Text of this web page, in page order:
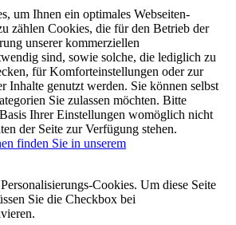
um Ihnen ein optimales Webseiten-
zählen Cookies, die für den Betrieb der
unserer kommerziellen
sind, sowie solche, die lediglich zu
für Komforteinstellungen oder zur
Inhalte genutzt werden. Sie können selbst
Sie zulassen möchten. Bitte
Ihrer Einstellungen womöglich nicht
der Seite zur Verfügung stehen.
finden Sie in unserem
Cookies. Um diese Seite
Sie die Checkbox bei